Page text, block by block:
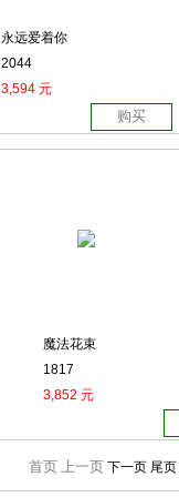
永远爱着你
2044
3,594 元
购买
魔法花束
1817
3,852 元
首页 上一页 下一页 尾页